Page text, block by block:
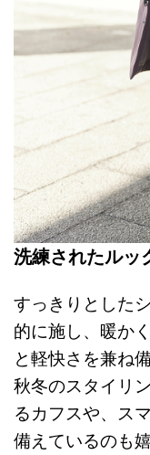
洗練されたルッ
すっきりとした
的に施し、暖か
と軽快さを兼ね
秋冬のスタイリ
るカフスや、ス
備えているのも嬉